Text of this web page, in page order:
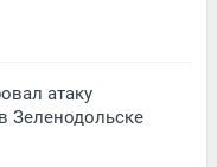
атаку
Зеленодольске